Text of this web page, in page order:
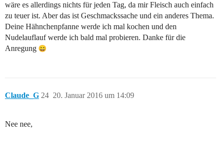
wäre es allerdings nichts für jeden Tag, da mir Fleisch auch einfach
zu teuer ist. Aber das ist Geschmackssache und ein anderes Thema.
Deine Hähnchenpfanne werde ich mal kochen und den
Nudelauflauf werde ich bald mal probieren. Danke für die
Anregung
Claude_G 20. Januar 2016 um 14:09
24
Nee nee,